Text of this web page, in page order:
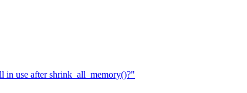
in use after shrink_all_memory()?"